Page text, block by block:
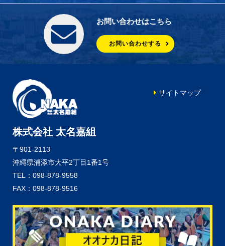
お問い合わせはこちら
お問い合わせする
株式会社 太名嘉組
〒901-2113
沖縄県浦添市大平2丁目1番1号
TEL：098-878-9558
FAX：098-878-9516
サイトマップ